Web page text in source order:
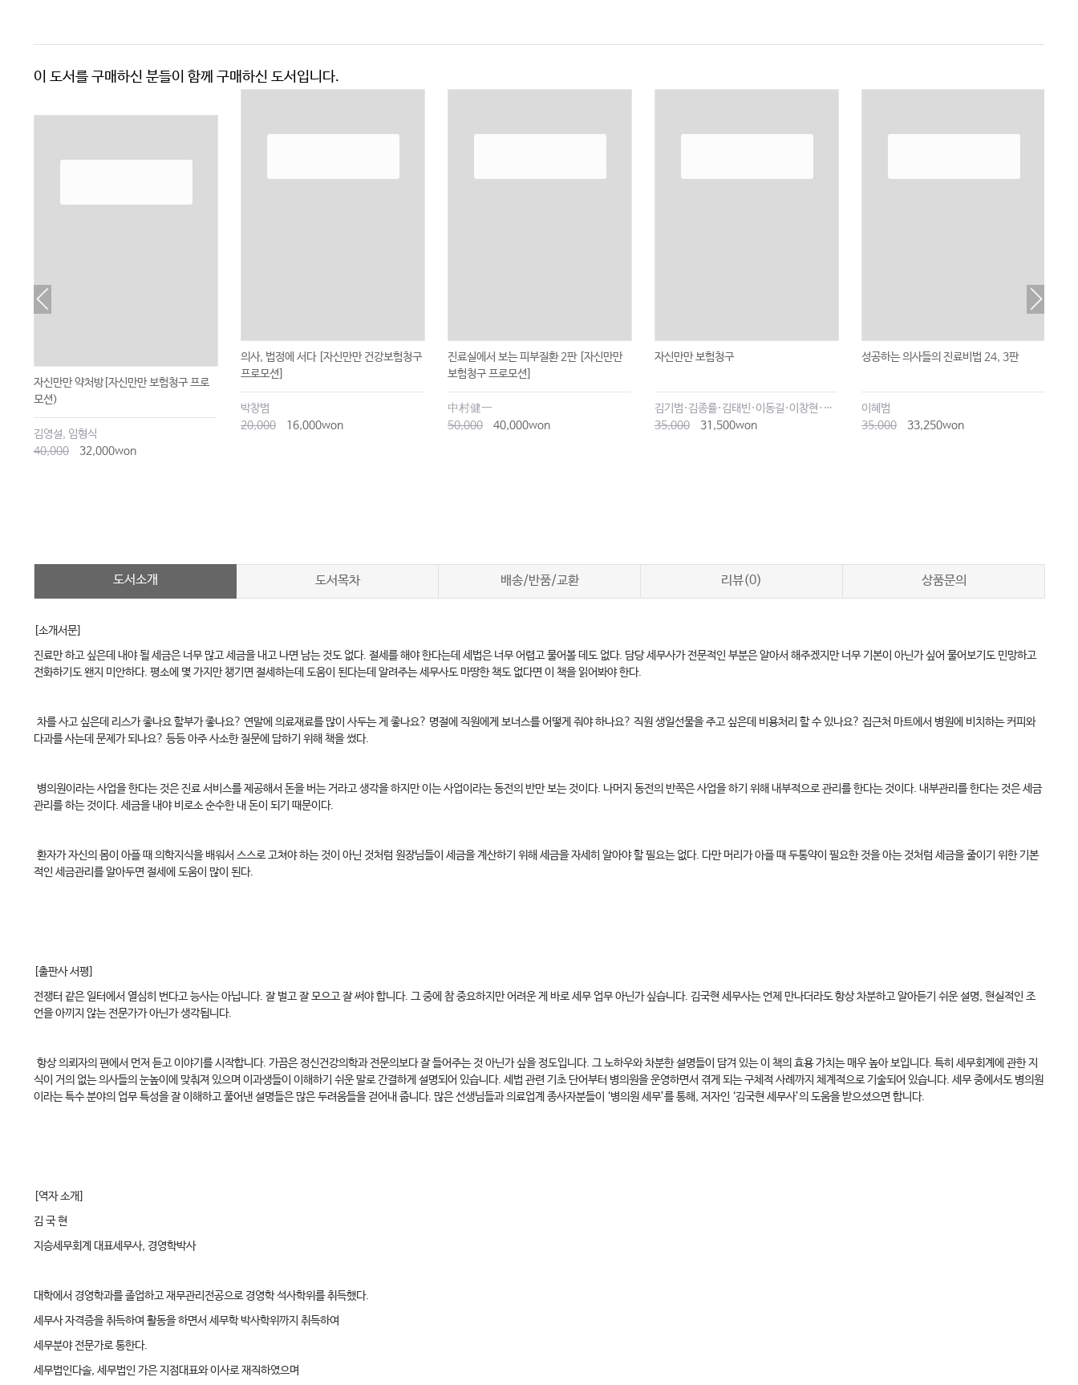
이 도서를 구매하신 분들이 함께 구매하신 도서입니다.
자신만만 약처방[자신만만 보험청구 프로
모션)
김영설, 임형식
40,000
32,000won
의사, 법정에 서다 [자신만만 건강보험청구
프로모션]
박창범
20,000
16,000won
진료실에서 보는 피부질환 2판 [자신만만
보험청구 프로모션]
中村健一
50,000
40,000won
자신만만 보험청구
김기범·김종률·김태빈·이동길·이창현·최윤종
35,000
31,500won
성공하는 의사들의 진료비법 24, 3판
이혜범
35,000
33,250won
도서소개 도서목차 배송/반품/교환 리뷰(0) 상품문의
[소개서문]
진료만 하고 싶은데 내야 될 세금은 너무 많고 세금을 내고 나면 남는 것도 없다. 절세를 해야 한다는데 세법은 너무 어렵고 물어볼 데도 없다. 담당 세무사가 전문적인 부분은 알아서 해주겠지만 너무 기본이 아닌가 싶어 물어보기도 민망하고
전화하기도 왠지 미안하다. 평소에 몇 가지만 챙기면 절세하는데 도움이 된다는데 알려주는 세무사도 마땅한 책도 없다면 이 책을 읽어봐야 한다.
차를 사고 싶은데 리스가 좋나요 할부가 좋나요? 연말에 의료재료를 많이 사두는 게 좋나요? 명절에 직원에게 보너스를 어떻게 줘야 하나요? 직원 생일선물을 주고 싶은데 비용처리 할 수 있나요? 집근처 마트에서 병원에 비치하는 커피와
다과를 사는데 문제가 되나요? 등등 아주 사소한 질문에 답하기 위해 책을 썼다.
병의원이라는 사업을 한다는 것은 진료 서비스를 제공해서 돈을 버는 거라고 생각을 하지만 이는 사업이라는 동전의 반만 보는 것이다. 나머지 동전의 반쪽은 사업을 하기 위해 내부적으로 관리를 한다는 것이다. 내부관리를 한다는 것은 세금
관리를 하는 것이다. 세금을 내야 비로소 순수한 내 돈이 되기 때문이다.
환자가 자신의 몸이 아플 때 의학지식을 배워서 스스로 고쳐야 하는 것이 아닌 것처럼 원장님들이 세금을 계산하기 위해 세금을 자세히 알아야 할 필요는 없다. 다만 머리가 아플 때 두통약이 필요한 것을 아는 것처럼 세금을 줄이기 위한 기본
적인 세금관리를 알아두면 절세에 도움이 많이 된다.
[출판사 서평]
전쟁터 같은 일터에서 열심히 번다고 능사는 아닙니다. 잘 벌고 잘 모으고 잘 써야 합니다. 그 중에 참 중요하지만 어려운 게 바로 세무 업무 아닌가 싶습니다. 김국현 세무사는 언제 만나더라도 항상 차분하고 알아듣기 쉬운 설명, 현실적인 조
언을 아끼지 않는 전문가가 아닌가 생각됩니다.
항상 의뢰자의 편에서 먼저 듣고 이야기를 시작합니다. 가끔은 정신건강의학과 전문의보다 잘 들어주는 것 아닌가 싶을 정도입니다. 그 노하우와 차분한 설명들이 담겨 있는 이 책의 효용 가치는 매우 높아 보입니다. 특히 세무회계에 관한 지
식이 거의 없는 의사들의 눈높이에 맞춰져 있으며 이과생들이 이해하기 쉬운 말로 간결하게 설명되어 있습니다. 세법 관련 기초 단어부터 병의원을 운영하면서 겪게 되는 구체적 사례까지 체계적으로 기술되어 있습니다. 세무 중에서도 병의원
이라는 특수 분야의 업무 특성을 잘 이해하고 풀어낸 설명들은 많은 두려움들을 걷어내 줍니다. 많은 선생님들과 의료업계 종사자분들이 ‘병의원 세무’를 통해, 저자인 ‘김국현 세무사’의 도움을 받으셨으면 합니다.
[역자 소개]
김 국 현
지승세무회계 대표세무사, 경영학박사
대학에서 경영학과를 졸업하고 재무관리전공으로 경영학 석사학위를 취득했다.
세무사 자격증을 취득하여 활동을 하면서 세무학 박사학위까지 취득하여
세무분야 전문가로 통한다.
세무법인다솔, 세무법인 가은 지점대표와 이사로 재직하였으며